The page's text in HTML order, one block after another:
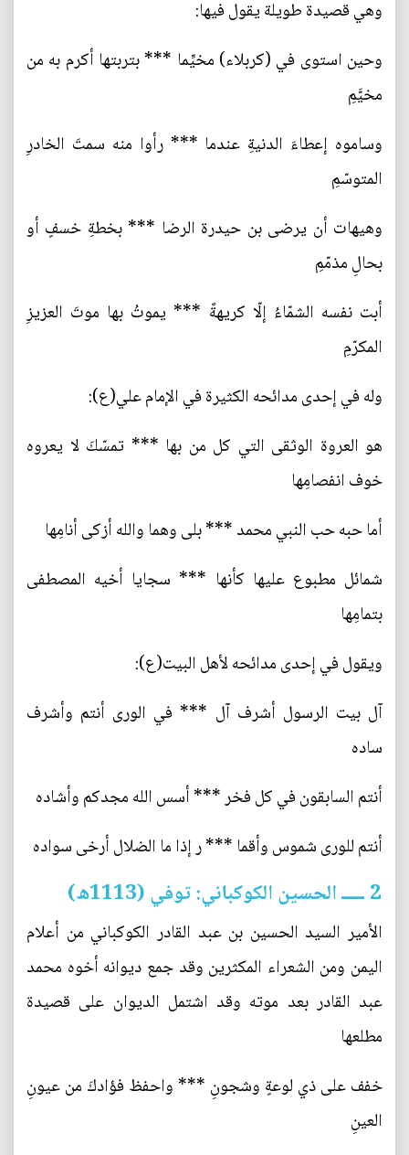
وهي قصيدة طويلة يقول فيها:
وحين استوى في (كربلاء) مخيِّما *** بتربتها أكرم به من
مخيَّمِ
وساموه إعطاءَ الدنيةِ عندما *** رأوا منه سمتَ الخادرِ
المتوسّمِ
وهيهات أن يرضى بن حيدرة الرضا *** بخطةِ خسفٍ أو
بحالِ مذمّمِ
أبت نفسه الشمّاءُ إلّا كريهةً *** يموتُ بها موتَ العزيزِ
المكرّمِ
وله في إحدى مدائحه الكثيرة في الإمام علي(ع):
هو العروة الوثقى التي كل من بها *** تمسّكَ لا يعروه
خوف انفصامِها
أما حبه حب النبي محمد *** بلى وهما والله أزكى أنامِها
شمائل مطبوع عليها كأنها *** سجايا أخيه المصطفى
بتمامِها
ويقول في إحدى مدائحه لأهل البيت(ع):
آل بيت الرسول أشرف آل *** في الورى أنتم وأشرف
ساده
أنتم السابقون في كل فخر *** أسس الله مجدكم وأشاده
أنتم للورى شموس وأقما *** ر إذا ما الضلال أرخى سواده
2 ـــــ الحسين الكوكباني: توفي (1113ه)
الأمير السيد الحسين بن عبد القادر الكوكباني من أعلام
اليمن ومن الشعراء المكثرين وقد جمع ديوانه أخوه محمد
عبد القادر بعد موته وقد اشتمل الديوان على قصيدة
مطلعها
خفف على ذي لوعةٍ وشجونِ *** واحفظ فؤادكَ من عيونِ
العينِ